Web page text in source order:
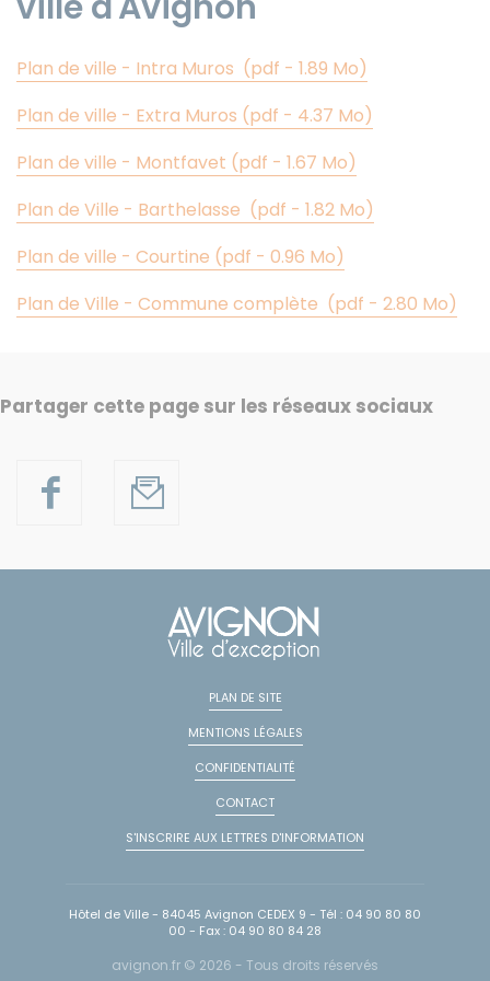
Plan de ville - Intra Muros (pdf - 1.89 Mo)
Plan de ville - Extra Muros (pdf - 4.37 Mo)
Plan de ville - Montfavet (pdf - 1.67 Mo)
Plan de Ville - Barthelasse (pdf - 1.82 Mo)
Plan de ville - Courtine (pdf - 0.96 Mo)
Plan de Ville - Commune complète (pdf - 2.80 Mo)
Partager cette page sur les réseaux sociaux
PLAN DE SITE
MENTIONS LÉGALES
CONFIDENTIALITÉ
CONTACT
S'INSCRIRE AUX LETTRES D'INFORMATION
Hôtel de Ville - 84045 Avignon CEDEX 9 - Tél : 04 90 80 80
00 - Fax : 04 90 80 84 28
avignon.fr © 2026 - Tous droits réservés